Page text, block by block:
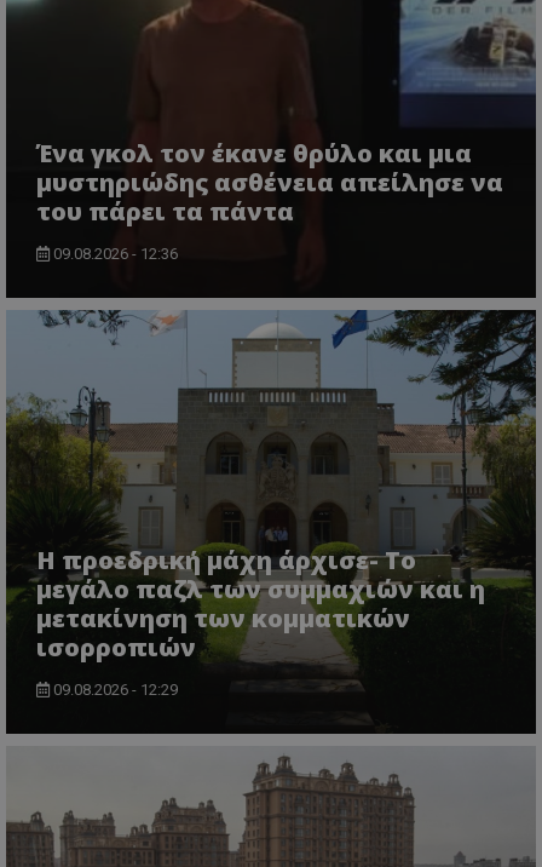
Ένα γκολ τον έκανε θρύλο και μια
μυστηριώδης ασθένεια απείλησε να
του πάρει τα πάντα
09.08.2026 - 12:36
Η προεδρική μάχη άρχισε- Το
μεγάλο παζλ των συμμαχιών και η
μετακίνηση των κομματικών
ισορροπιών
09.08.2026 - 12:29